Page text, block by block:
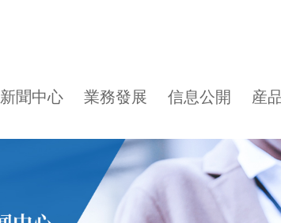
新聞中心 業務發展 信息公開 産